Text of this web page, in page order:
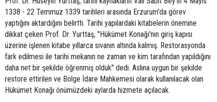
1338 - 22 Temmuz 1339 tarihleri arasında Erzurum'da görev
yaptığını aktardığını belirtti. Tarihi yapılardaki kitabelerin önemine
dikkat çeken Prof. Dr. Yurttaş, "Hükümet Konağı'nın giriş kapısı
üzerine işlenen kitabe yıllarca sıvanın altında kalmış. Restorasyonda
fark edilmesi ile tarihi mekanın ne zaman ve kim tarafından yapıldığını
daha net bir şekilde öğrenmiş olduk" dedi. Aslına uygun bir şekilde
restore ettirilen ve Bölge İdare Mahkemesi olarak kullanılacak olan
Hükümet Konağı önümüzdeki aylarda hizmete açılacak.